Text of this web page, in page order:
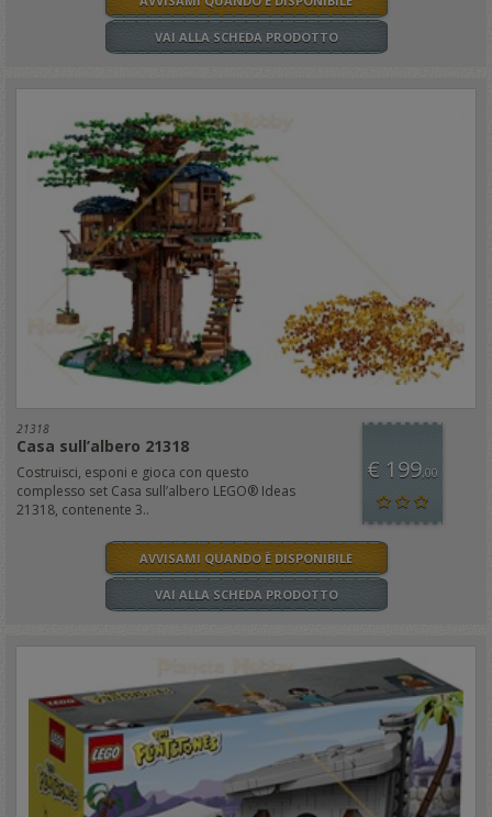
VAI ALLA SCHEDA PRODOTTO
21318
Casa sull’albero 21318
Costruisci, esponi e gioca con questo
complesso set Casa sull’albero LEGO® Ideas
21318, contenente 3..
€ 199,00
AVVISAMI QUANDO È DISPONIBILE
VAI ALLA SCHEDA PRODOTTO